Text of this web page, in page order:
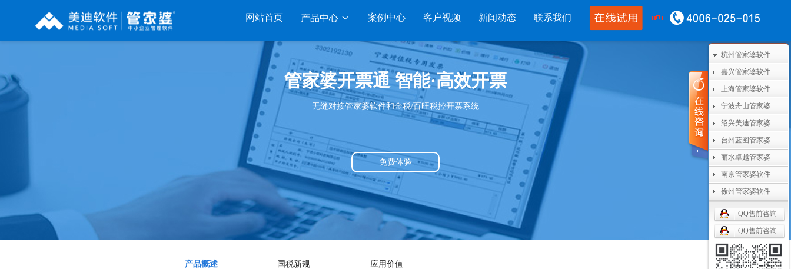
网站首页 产品中心
管家婆辉煌ERP
管家婆财务版
管家婆分销ERP V1
服装系列
管家婆服装DRP
管家婆服装net
管家婆服装SII
管家婆服装普及版
管家婆ishop SAAS
行业系列
千方百剂医药药械
管家婆汽配汽修
管家婆皮革布匹
管家婆五金建材
电子商务
管家婆全渠道
SAAS
管家婆云ERP
管家婆易会员
有赞商城O2O
SAAS
物联通客户通
移动应用
管家婆物联通手机
物联通WMS
手持开单PDA
物联通果易
美迪数据通
管家婆掌上工厂
管家婆协同CRM
其他产品
管家婆开票通
美迪设备数采
管家婆二次开发
管家婆支付通
管家婆云平台
案例中心 客户视频 新闻动态 联系我们
管家婆开票通 智能·高效开票
无缝对接管家婆软件和金税/百旺税控开票系统
免费体验
产品概述 国税新规 应用价值
杭州管家婆软件
嘉兴管家婆软件
上海管家婆软件
宁波舟山管家婆
绍兴美迪管家婆
台州蓝图管家婆
丽水卓越管家婆
南京管家婆软件
徐州管家婆软件
QQ售前咨询
QQ售前咨询